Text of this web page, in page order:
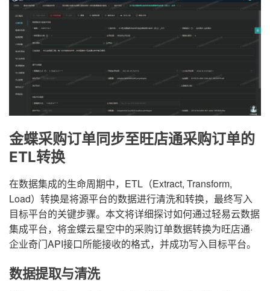
金蝶采购订单同步至旺店通采购订单的
ETL转换
在数据集成的生命周期中，ETL（Extract, Transform,
Load）转换是将源平台的数据进行清洗和转换，最终写入
目标平台的关键步骤。本文将详细探讨如何通过轻易云数据
集成平台，将金蝶云星空中的采购订单数据转换为旺店通·
企业奇门API接口所能接收的格式，并成功写入目标平台。
数据提取与清洗